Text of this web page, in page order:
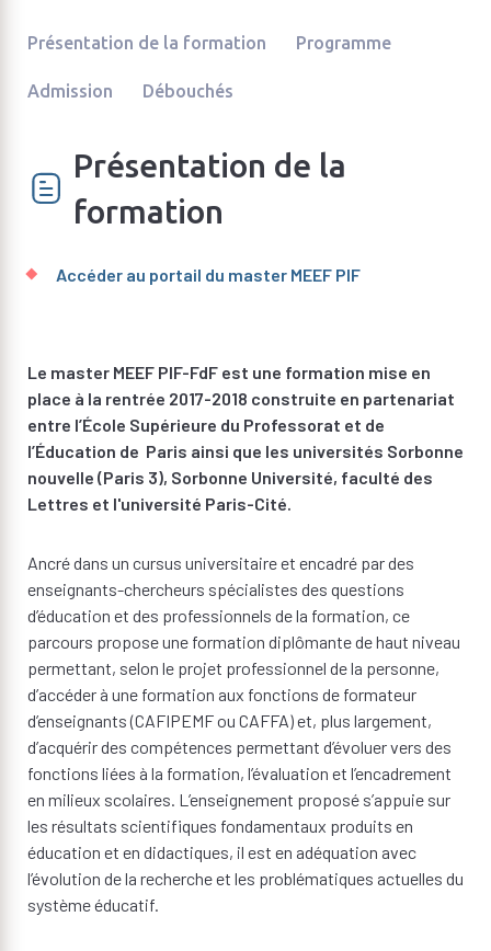
Présentation de la formation Programme
Admission Débouchés
Présentation de la
formation
Accéder au portail du master MEEF PIF
Le master MEEF PIF-FdF est une formation mise en
place à la rentrée 2017-2018 construite en partenariat
entre l’École Supérieure du Professorat et de
l’Éducation de Paris ainsi que les universités Sorbonne
nouvelle (Paris 3), Sorbonne Université, faculté des
Lettres et l'université Paris-Cité.
Ancré dans un cursus universitaire et encadré par des
enseignants-chercheurs spécialistes des questions
d’éducation et des professionnels de la formation, ce
parcours propose une formation diplômante de haut niveau
permettant, selon le projet professionnel de la personne,
d’accéder à une formation aux fonctions de formateur
d’enseignants (CAFIPEMF ou CAFFA) et, plus largement,
d’acquérir des compétences permettant d’évoluer vers des
fonctions liées à la formation, l’évaluation et l’encadrement
en milieux scolaires. L’enseignement proposé s’appuie sur
les résultats scientifiques fondamentaux produits en
éducation et en didactiques, il est en adéquation avec
l’évolution de la recherche et les problématiques actuelles du
système éducatif.